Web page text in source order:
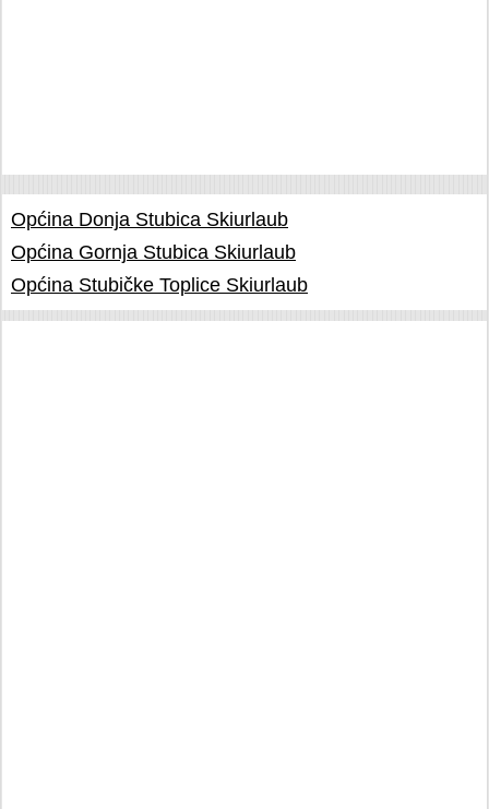
Općina Donja Stubica Skiurlaub
Općina Gornja Stubica Skiurlaub
Općina Stubičke Toplice Skiurlaub